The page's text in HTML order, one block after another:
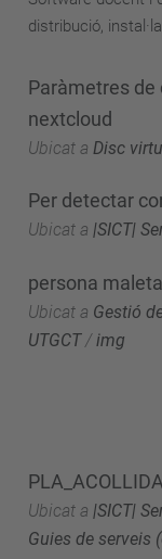
distribució,
Paràmetres de
nextcloud
Ubicat a Disc
Per detectar
Ubicat a |SICT|
persona
Ubicat a Gestió
UTGCT /img
Ubicat a |SICT|
Guies de serveis